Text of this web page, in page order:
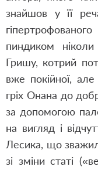
знайшов у її
пиндиком
Гришу, котрий
вже покійної,
гріх Онана до
за допомогою
на вигляд і
Лесика, що
зі зміни статі